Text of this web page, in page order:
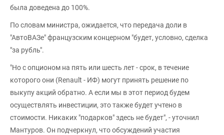
была доведена до 100%.
По словам министра, ожидается, что передача доли в
"АвтоВАЗе" французским концерном "будет, условно, сделка
"за рубль".
"Но с опционом на пять или шесть лет - срок, в течение
которого они (Renault - ИФ) могут принять решение по
выкупу акций обратно. А если мы в этот период будем
осуществлять инвестиции, это также будет учтено в
стоимости. Никаких "подарков" здесь не будет", - уточнил
Мантуров. Он подчеркнул, что обсуждений участия